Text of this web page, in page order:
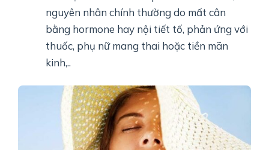
nguyên nhân chính thường do mất cân
bằng hormone hay nội tiết tố, phản ứng với
thuốc, phụ nữ mang thai hoặc tiền mãn
kinh,..